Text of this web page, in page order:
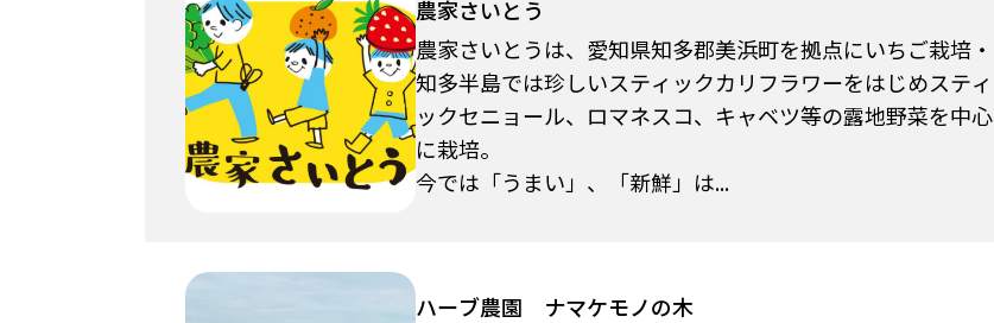
農家さいとうは、愛知県知多郡美浜町を拠点にいちご栽培・
知多半島では珍しいスティックカリフラワーをはじめスティ
ックセニョール、ロマネスコ、キャベツ等の露地野菜を中心
に栽培。
今では「うまい」、「新鮮」は...
農家さいとう
ハーブ農園 ナマケモノの木